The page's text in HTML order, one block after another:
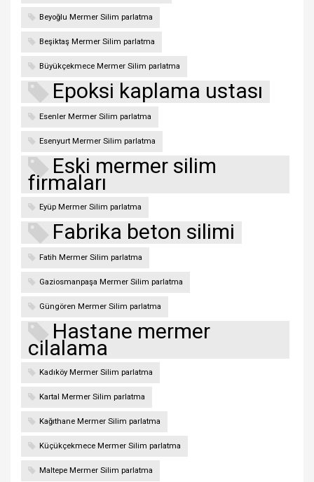
Beyoğlu Mermer Silim parlatma
Beşiktaş Mermer Silim parlatma
Büyükçekmece Mermer Silim parlatma
Epoksi kaplama ustası
Esenler Mermer Silim parlatma
Esenyurt Mermer Silim parlatma
Eski mermer silim
firmaları
Eyüp Mermer Silim parlatma
Fabrika beton silimi
Fatih Mermer Silim parlatma
Gaziosmanpaşa Mermer Silim parlatma
Güngören Mermer Silim parlatma
Hastane mermer
cilalama
Kadıköy Mermer Silim parlatma
Kartal Mermer Silim parlatma
Kağıthane Mermer Silim parlatma
Küçükçekmece Mermer Silim parlatma
Maltepe Mermer Silim parlatma